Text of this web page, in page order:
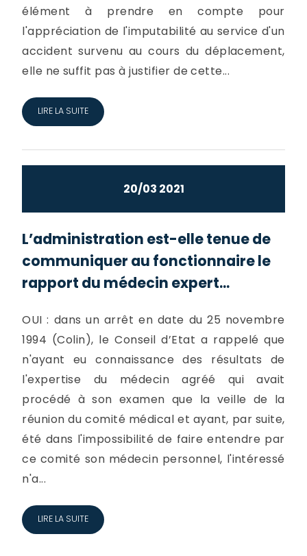
élément à prendre en compte pour
l'appréciation de l'imputabilité au service d'un
accident survenu au cours du déplacement,
elle ne suffit pas à justifier de cette...
LIRE LA SUITE
20/03 2021
L’administration est-elle tenue de
communiquer au fonctionnaire le
rapport du médecin expert...
OUI : dans un arrêt en date du 25 novembre
1994 (Colin), le Conseil d’Etat a rappelé que
n'ayant eu connaissance des résultats de
l'expertise du médecin agréé qui avait
procédé à son examen que la veille de la
réunion du comité médical et ayant, par suite,
été dans l'impossibilité de faire entendre par
ce comité son médecin personnel, l'intéressé
n'a...
LIRE LA SUITE